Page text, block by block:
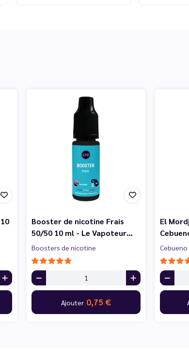
Booster de nicotine Frais
50/50 10 ml - Le Vapoteur…
Boosters de nicotine
Ajouter 0,75 €
El
Cebueno